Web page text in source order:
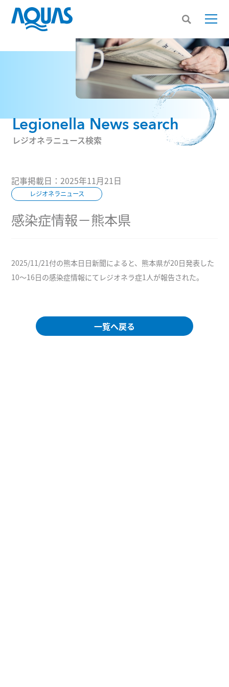
Legionella News search
レジオネラニュース検索
記事掲載日：2025年11月21日
レジオネラニュース
感染症情報－熊本県
2025/11/21付の熊本日日新聞によると、熊本県が20日発表した
10～16日の感染症情報にてレジオネラ症1人が報告された。
一覧へ戻る